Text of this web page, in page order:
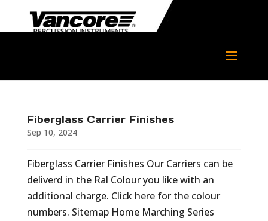
Fiberglass Carrier Finishes
Sep 10, 2024
Fiberglass Carrier Finishes Our Carriers can be
deliverd in the Ral Colour you like with an
additional charge. Click here for the colour
numbers. Sitemap Home Marching Series